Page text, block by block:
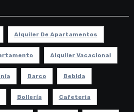
Alquiler De Apartamentos
Alquiler Vacacional
Barco Bebida
Bollería Cafeteria